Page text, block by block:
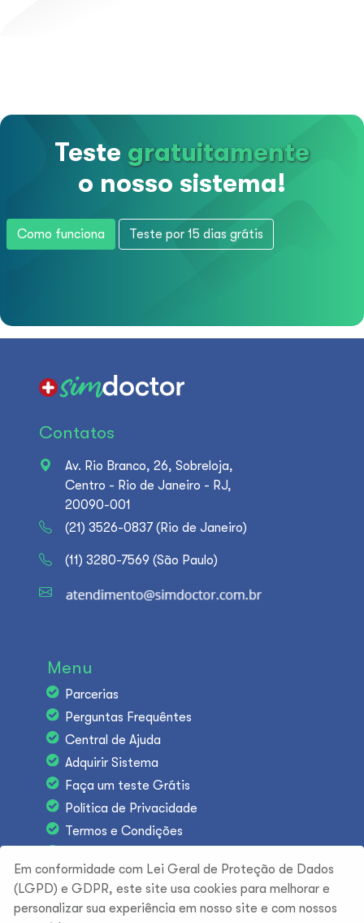
Teste gratuitamente
o nosso sistema!
Como funciona Teste por 15 dias grátis
Contatos
Av. Rio Branco, 26, Sobreloja,
Centro - Rio de Janeiro - RJ,
20090-001
(21) 3526-0837 (Rio de Janeiro)
(11) 3280-7569 (São Paulo)
Menu
Parcerias
Perguntas Frequêntes
Central de Ajuda
Adquirir Sistema
Faça um teste Grátis
Política de Privacidade
Termos e Condições
Em conformidade com Lei Geral de Proteção de Dados
(LGPD) e GDPR, este site usa cookies para melhorar e
personalizar sua experiência em nosso site e com nossos